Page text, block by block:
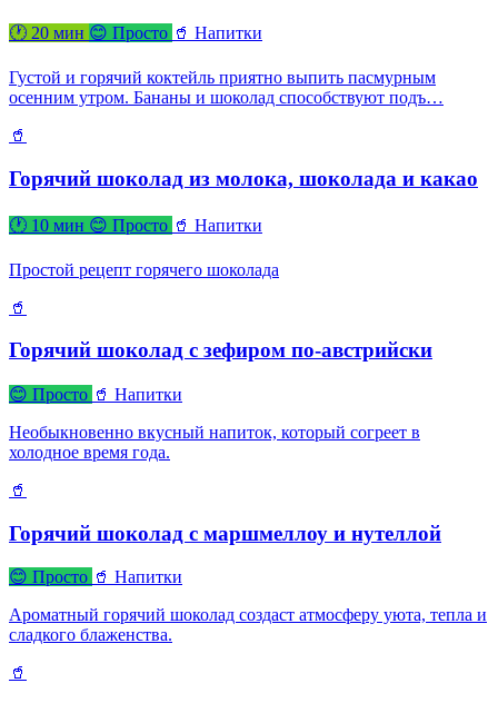
🕐 20 мин 😊 Просто 🥤 Напитки
Густой и горячий коктейль приятно выпить пасмурным
осенним утром. Бананы и шоколад способствуют подъ…
🥤
Горячий шоколад из молока, шоколада и какао
🕐 10 мин 😊 Просто 🥤 Напитки
Простой рецепт горячего шоколада
🥤
Горячий шоколад с зефиром по-австрийски
😊 Просто 🥤 Напитки
Необыкновенно вкусный напиток, который согреет в
холодное время года.
🥤
Горячий шоколад с маршмеллоу и нутеллой
😊 Просто 🥤 Напитки
Ароматный горячий шоколад создаст атмосферу уюта, тепла и
сладкого блаженства.
🥤